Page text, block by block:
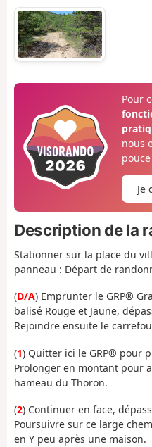
Pour
nous
Je
Description de la
Stationner sur la place du
panneau : Départ de
(D/A) Emprunter le GRP®
balisé Rouge et Jaune,
Rejoindre ensuite le
(1) Quitter ici le GRP® pour
Prolonger en montant pour
hameau du Thoron.
(2) Continuer en face,
Poursuivre sur ce large
en Y peu après une maison.